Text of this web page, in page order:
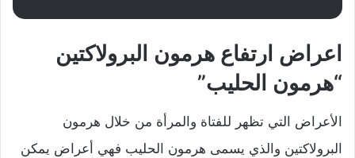
اعراض ارتفاع هرمون البرولاكتين
“هرمون الحليب”
الأعراض التي تظهر للفتاة والمرأة من خلال هرمون
البرولاكتين والذي يسمى هرمون الحليب فهي أعراض يمكن